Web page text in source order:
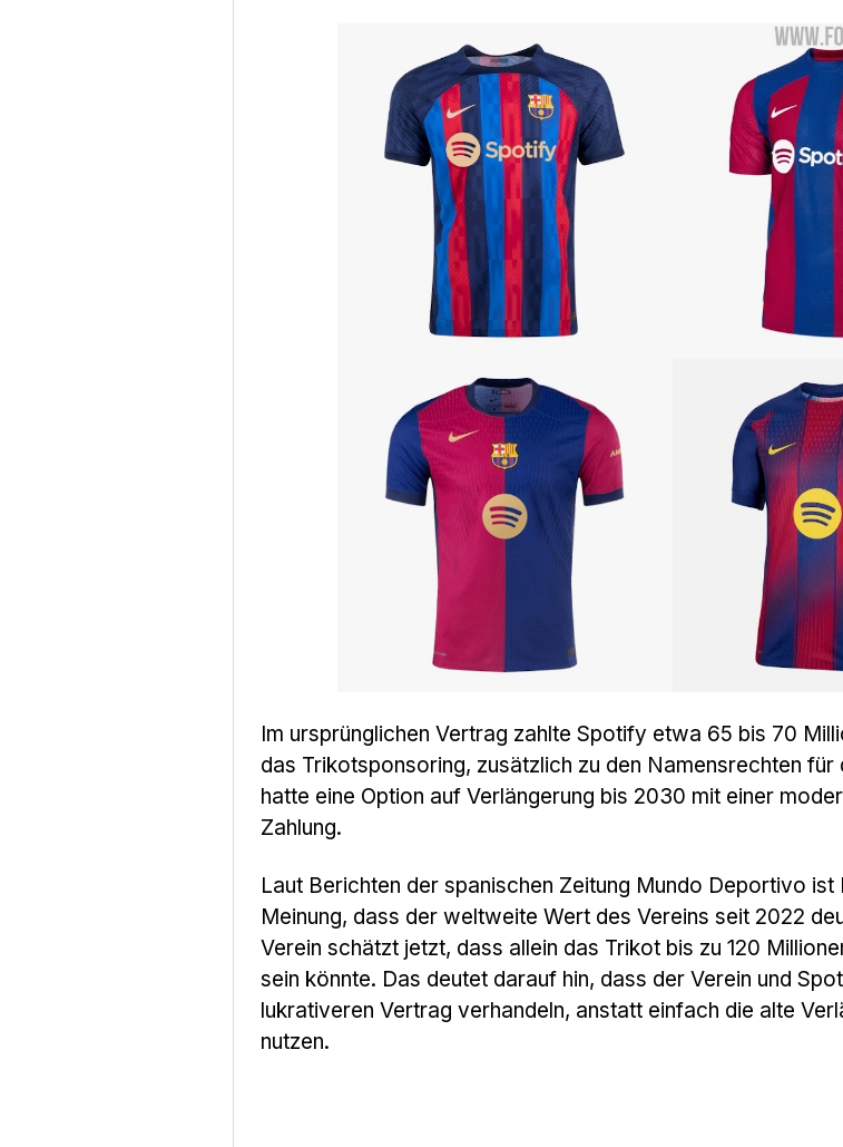
Im ursprünglichen Vertrag zahlte Spotify etwa 65 bis 70
das Trikotsponsoring, zusätzlich zu den Namensrechten für
hatte eine Option auf Verlängerung bis 2030 mit einer
Zahlung.
Laut Berichten der spanischen Zeitung Mundo Deportivo
Meinung, dass der weltweite Wert des Vereins seit 2022
Verein schätzt jetzt, dass allein das Trikot bis zu 120
sein könnte. Das deutet darauf hin, dass der Verein und
lukrativeren Vertrag verhandeln, anstatt einfach die alte
nutzen.